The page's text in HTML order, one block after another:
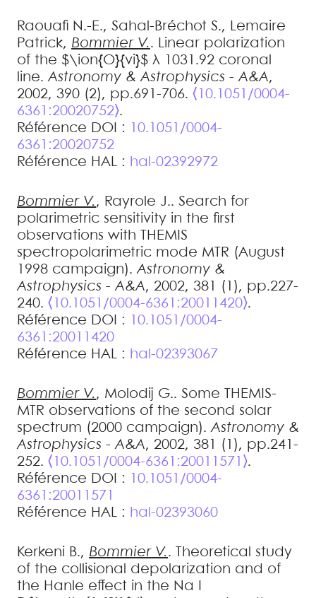
Raouafi N.-E., Sahal-Bréchot S., Lemaire
Patrick, Bommier V.. Linear polarization
of the $\ion{O}{vi}$ λ 1031.92 coronal
line.Astronomy & Astrophysics - A&A,
2002, 390 (2), pp.691-706. ⟨10.1051/0004-
6361:20020752⟩.
Référence DOI :
10.1051/0004-
6361:20020752
Référence HAL : hal-02392972
Bommier V., Rayrole J.. Search for
polarimetric sensitivity in the first
observations with THEMIS
spectropolarimetric mode MTR (August
1998 campaign).Astronomy &
Astrophysics - A&A, 2002, 381 (1), pp.227-
240. ⟨10.1051/0004-6361:20011420⟩.
Référence DOI :
10.1051/0004-
6361:20011420
Référence HAL : hal-02393067
Bommier V., Molodij G.. Some THEMIS-
MTR observations of the second solar
spectrum (2000 campaign).Astronomy &
Astrophysics - A&A, 2002, 381 (1), pp.241-
252. ⟨10.1051/0004-6361:20011571⟩.
Référence DOI :
10.1051/0004-
6361:20011571
Référence HAL : hal-02393060
Kerkeni B., Bommier V..
Theoretical study
of the collisional depolarization and of
the Hanle effect in the Na I